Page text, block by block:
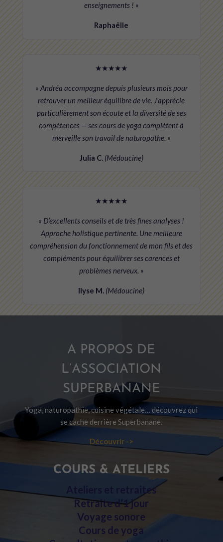
enseignements ! »
Raphaëlle
★★★★★
« Andréa accompagne depuis plusieurs mois pour
retrouver un meilleur équilibre de vie. J’apprécie
particulièrement son écoute et la diversité de ses
compétences — ses cours de yoga complètent à
merveille son travail de naturopathe. »
Julia C. (Médoucine)
★★★★★
« D’excellents conseils et de très fines analyses !
Approche holistique pertinente. Une meilleure
compréhension du fonctionnement de mon fils et des
compléments pour équilibrer ses carences et
problèmes nerveux. »
Ilyse M. (Médoucine)
A PROPOS DE
L’ASSOCIATION
SUPERBANANE
Yoga, naturopathie, cuisine végétale… découvrez qui
se cache derrière Superbanane.
Découvrir ->
COURS & ATELIERS
Ateliers et retraites
Retraite d’1 jour
Voyage sonore
Cours de yoga